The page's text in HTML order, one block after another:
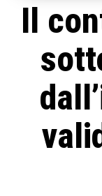
Il